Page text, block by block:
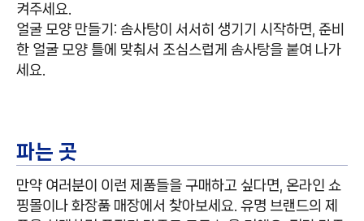
켜주세요.
얼굴 모양 만들기: 솜사탕이 서서히 생기기 시작하면, 준비
한 얼굴 모양 틀에 맞춰서 조심스럽게 솜사탕을 붙여 나가
세요.
파는 곳
만약 여러분이 이런 제품들을 구매하고 싶다면, 온라인 쇼
핑몰이나 화장품 매장에서 찾아보세요. 유명 브랜드의 제